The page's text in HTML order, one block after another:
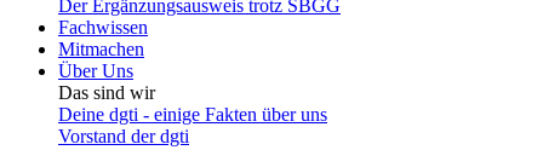
Der Ergänzungsausweis trotz SBGG
Fachwissen
Mitmachen
Über Uns
Das sind wir
Deine dgti - einige Fakten über uns
Vorstand der dgti